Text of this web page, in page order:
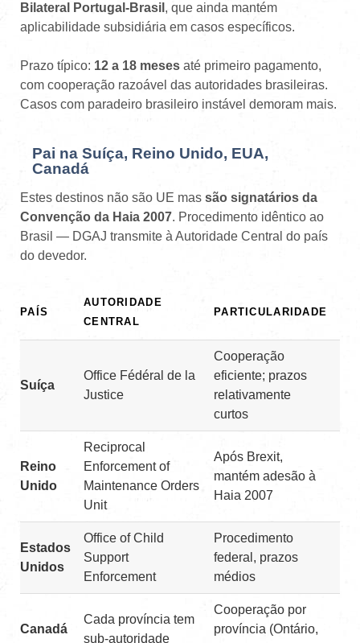
Bilateral Portugal-Brasil , que ainda mantém
aplicabilidade subsidiária em casos específicos.
Prazo típico: 12 a 18 meses até primeiro pagamento,
com cooperação razoável das autoridades brasileiras.
Casos com paradeiro brasileiro instável demoram mais.
Pai na Suíça, Reino Unido, EUA,
Canadá
Estes destinos não são UE mas são signatários da
Convenção da Haia 2007. Procedimento idêntico ao
Brasil — DGAJ transmite à Autoridade Central do país
do devedor.
PAÍS
AUTORIDADE
CENTRAL
PARTICULARIDADE
Suíça
Office Fédéral de la
Justice
Cooperação
eficiente; prazos
relativamente
curtos
Reino
Unido
Reciprocal
Enforcement of
Maintenance Orders
Unit
Após Brexit,
mantém adesão à
Haia 2007
Estados
Unidos
Office of Child
Support
Enforcement
Procedimento
federal, prazos
médios
Canadá
Cada província tem
sub-autoridade
Cooperação por
província (Ontário,